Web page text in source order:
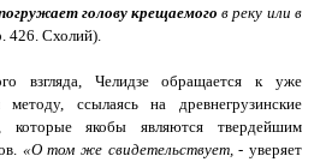
голову крещаемого в реку или в
426. Схолий).
взгляда, Челидзе обращается к уже
ссылаясь на древнегрузинские
которые якобы являются твердейшим
«О том же свидетельствует, - уверяет